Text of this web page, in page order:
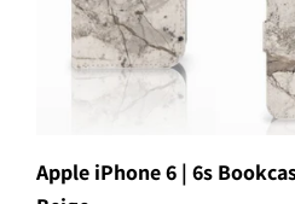
Apple iPhone 6 | 6s